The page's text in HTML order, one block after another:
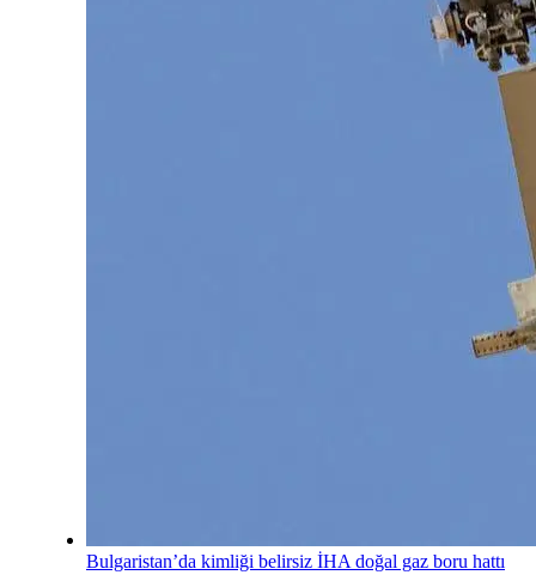
Bulgaristan’da kimliği belirsiz İHA doğal gaz boru hattı